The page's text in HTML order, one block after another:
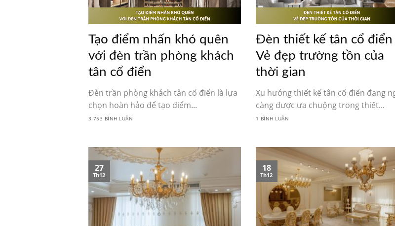
Tạo điểm nhấn khó quên
với đèn trần phòng khách
tân cổ điển
Đèn trần phòng khách tân cổ điển là lựa
chọn hoàn hảo để tạo điểm...
3.753 BÌNH LUẬN
Đèn thiết kế tân cổ điển
Vẻ đẹp trường tồn của
thời gian
Xu hướng thiết kế tân cổ điển đang
càng được ưa chuộng trong thiết...
1 BÌNH LUẬN
27
Th12
18
Th12